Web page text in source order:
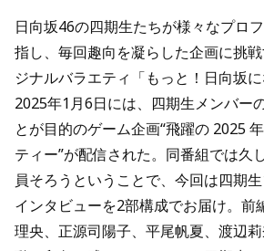
日向坂46の四期生たちが様々なプロ
指し、毎回趣向を凝らした企画に挑
ジナルバラエティ「もっと！日向坂に
2025年1月6日には、四期生メンバー
とが目的のゲーム企画“飛躍の 2025
ティー”が配信された。同番組では久
員そろうということで、今回は四期
インタビューを2部構成でお届け。前
理央、正源司陽子、平尾帆夏、渡辺